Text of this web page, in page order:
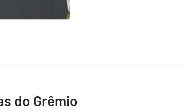
do Grêmio